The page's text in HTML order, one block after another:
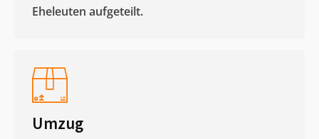
Eheleuten aufgeteilt.​
Umzug